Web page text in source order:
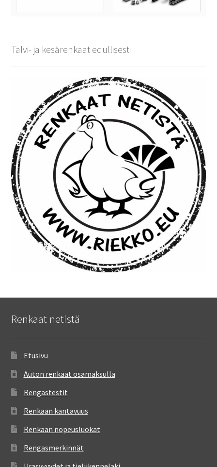
Talvi- ja kesärenkaat edullisesti
Renkaat netistä
Etusivu
Auton renkaat osamaksulla
Rengastestit
Renkaan kantavuus
Renkaan nopeusluokat
Rengasmerkinnät